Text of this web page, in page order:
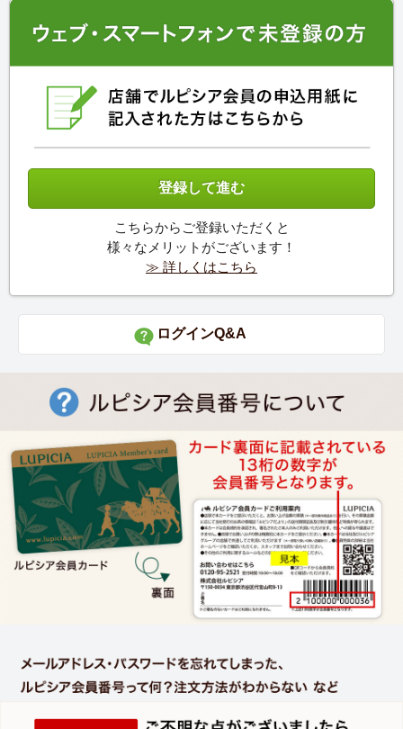
こちらからご登録いただくと
様々なメリットがございます！
≫ 詳しくはこちら